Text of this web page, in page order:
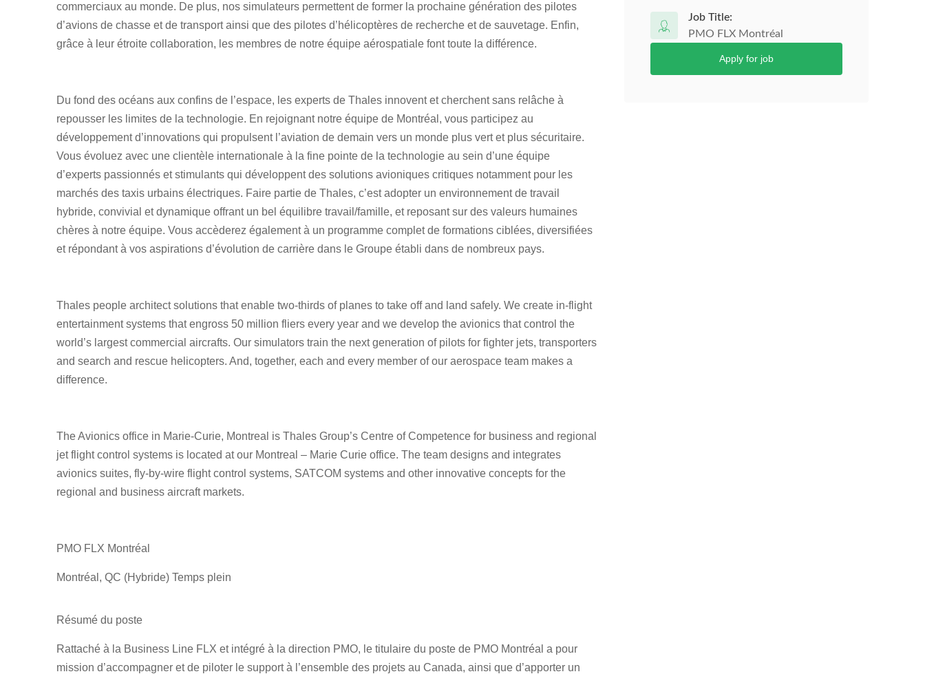
commerciaux au monde. De plus, nos simulateurs permettent de former la prochaine génération des pilotes
d’avions de chasse et de transport ainsi que des pilotes d’hélicoptères de recherche et de sauvetage. Enfin,
grâce à leur étroite collaboration, les membres de notre équipe aérospatiale font toute la différence.
Du fond des océans aux confins de l’espace, les experts de Thales innovent et cherchent sans relâche à
repousser les limites de la technologie. En rejoignant notre équipe de Montréal, vous participez au
développement d’innovations qui propulsent l’aviation de demain vers un monde plus vert et plus sécuritaire.
Vous évoluez avec une clientèle internationale à la fine pointe de la technologie au sein d’une équipe
d’experts passionnés et stimulants qui développent des solutions avioniques critiques notamment pour les
marchés des taxis urbains électriques. Faire partie de Thales, c’est adopter un environnement de travail
hybride, convivial et dynamique offrant un bel équilibre travail/famille, et reposant sur des valeurs humaines
chères à notre équipe. Vous accèderez également à un programme complet de formations ciblées, diversifiées
et répondant à vos aspirations d’évolution de carrière dans le Groupe établi dans de nombreux pays.
Thales people architect solutions that enable two-thirds of planes to take off and land safely. We create in-flight
entertainment systems that engross 50 million fliers every year and we develop the avionics that control the
world’s largest commercial aircrafts. Our simulators train the next generation of pilots for fighter jets, transporters
and search and rescue helicopters. And, together, each and every member of our aerospace team makes a
difference.
The Avionics office in Marie-Curie, Montreal is Thales Group’s Centre of Competence for business and regional
jet flight control systems is located at our Montreal – Marie Curie office. The team designs and integrates
avionics suites, fly-by-wire flight control systems, SATCOM systems and other innovative concepts for the
regional and business aircraft markets.
PMO FLX Montréal
Montréal, QC (Hybride) Temps plein
Résumé du poste
Rattaché à la Business Line FLX et intégré à la direction PMO, le titulaire du poste de PMO Montréal a pour
mission d’accompagner et de piloter le support à l’ensemble des projets au Canada, ainsi que d’apporter un
Job Title:
PMO FLX Montréal
Apply for job